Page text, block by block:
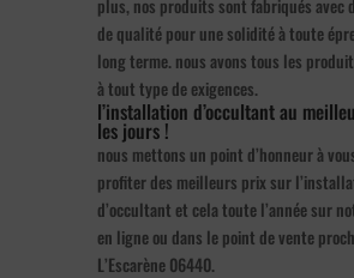
plus, nos produits sont fabriqués avec
de qualité pour une solidité à toute
long terme. nous avons tous les
à tout type de exigences.
l’installation d’occultant au
les jours !
nous mettons un point d’honneur à
profiter des meilleurs prix sur
d’occultant et cela toute l’année sur
en ligne ou dans le point de vente
L’Escarène 06440.